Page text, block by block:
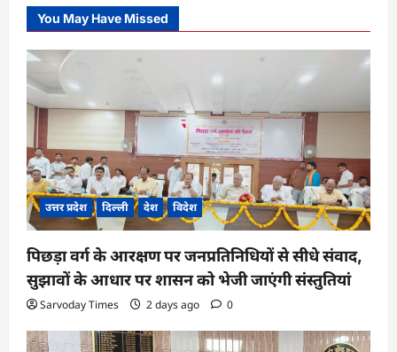
You May Have Missed
उत्तर प्रदेश दिल्ली देश विदेश
पिछड़ा वर्ग के आरक्षण पर जनप्रतिनिधियों से सीधे संवाद,
सुझावों के आधार पर शासन को भेजी जाएंगी संस्तुतियां
Sarvoday Times 2 days ago 0